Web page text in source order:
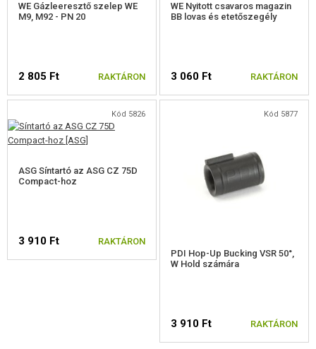
WE Gázleeresztő szelep WE
M9, M92 - PN 20
2 805 Ft RAKTÁRON
WE Nyitott csavaros magazin
BB lovas és etetőszegély
3 060 Ft RAKTÁRON
Kód 5826
ASG Síntartó az ASG CZ 75D
Compact-hoz
3 910 Ft RAKTÁRON
Kód 5877
PDI Hop-Up Bucking VSR 50°,
W Hold számára
3 910 Ft RAKTÁRON